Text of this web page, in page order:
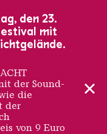
den 23.
mit
der Sound-
die
der
von 9 Euro